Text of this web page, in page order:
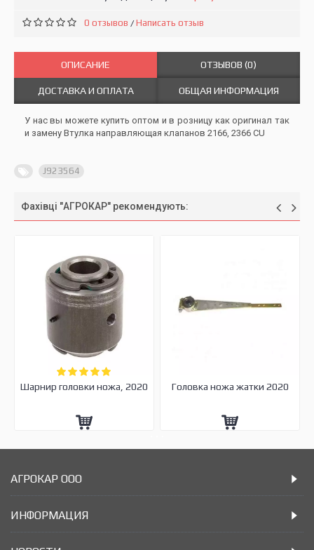
0 отзывов /Написать отзыв
ОПИСАНИЕ ОТЗЫВОВ (0)
ДОСТАВКА И ОПЛАТА ОБЩАЯ ИНФОРМАЦИЯ
У нас вы можете купить оптом и в розницу как оригинал так
и замену Втулка направляющая клапанов 2166, 2366 CU
J923564
Фахівці "АГРОКАР" рекомендують:
Шарнир головки ножа, 2020 Головка ножа жатки 2020
АГРОКАР ООО
ИНФОРМАЦИЯ